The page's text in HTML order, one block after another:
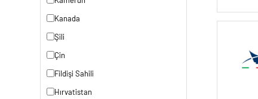
Kanada
Şili
Çin
Fildişi Sahili
Hırvatistan